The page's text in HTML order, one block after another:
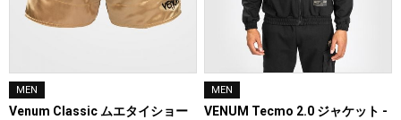
MEN
Venum Classic ムエタイショー
MEN
VENUM Tecmo 2.0 ジャケット -